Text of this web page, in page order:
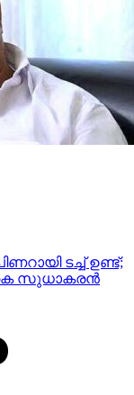
ടച്ച് ഉണ്ട്;
കെ സുധാകരന്‍